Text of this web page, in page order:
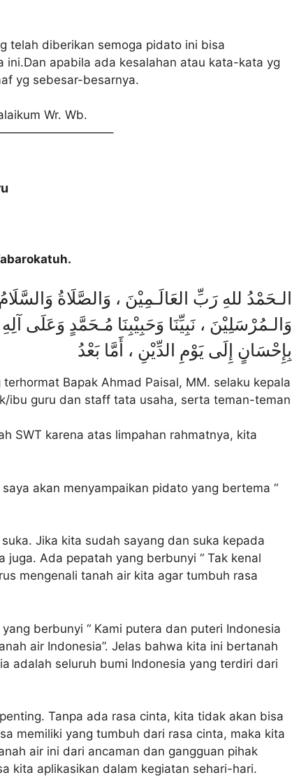
telah diberikan semoga pidato ini bisa
ini.Dan apabila ada kesalahan atau kata-kata yg
yg sebesar-besarnya.
Wr. Wb.
الـحَمْدُ للهِ رَبِّ العَالَـمِيْنَ ، وَالصَّلَاةُ
وَالـمُرْسَلِيْنَ ، نَبِيِّنَا وَحَبِيْبِنَا مُـحَمَّدٍ وَعَلَى
بِإِحْسَانٍ إِلَى يَوْمِ الدِّيْنِ ، أَمَّا بَعْدُ
Bapak Ahmad Paisal, MM. selaku kepala
ibu guru dan staff tata usaha, serta teman-teman
SWT karena atas limpahan rahmatnya, kita
akan menyampaikan pidato yang bertema “
Jika kita sudah sayang dan suka kepada
Ada pepatah yang berbunyi “ Tak kenal
mengenali tanah air kita agar tumbuh rasa
berbunyi “ Kami putera dan puteri Indonesia
air Indonesia”. Jelas bahwa kita ini bertanah
adalah seluruh bumi Indonesia yang terdiri dari
Tanpa ada rasa cinta, kita tidak akan bisa
memiliki yang tumbuh dari rasa cinta, maka kita
air ini dari ancaman dan gangguan pihak
kita aplikasikan dalam kegiatan sehari-hari.